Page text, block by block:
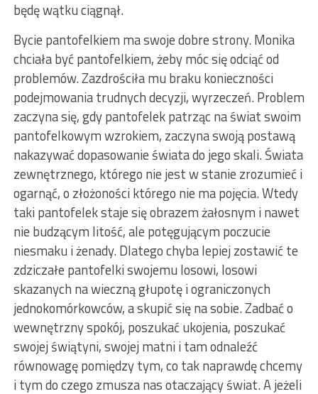
będę wątku ciągnął.
Bycie pantofelkiem ma swoje dobre strony. Monika
chciała być pantofelkiem, żeby móc się odciąć od
problemów. Zazdrościła mu braku konieczności
podejmowania trudnych decyzji, wyrzeczeń. Problem
zaczyna się, gdy pantofelek patrząc na świat swoim
pantofelkowym wzrokiem, zaczyna swoją postawą
nakazywać dopasowanie świata do jego skali. Świata
zewnętrznego, którego nie jest w stanie zrozumieć i
ogarnąć, o złożoności którego nie ma pojęcia. Wtedy
taki pantofelek staje się obrazem żałosnym i nawet
nie budzącym litość, ale potęgującym poczucie
niesmaku i żenady. Dlatego chyba lepiej zostawić te
zdziczałe pantofelki swojemu losowi, losowi
skazanych na wieczną głupotę i ograniczonych
jednokomórkowców, a skupić się na sobie. Zadbać o
wewnętrzny spokój, poszukać ukojenia, poszukać
swojej świątyni, swojej matni i tam odnaleźć
równowagę pomiędzy tym, co tak naprawdę chcemy
i tym do czego zmusza nas otaczający świat. A jeżeli